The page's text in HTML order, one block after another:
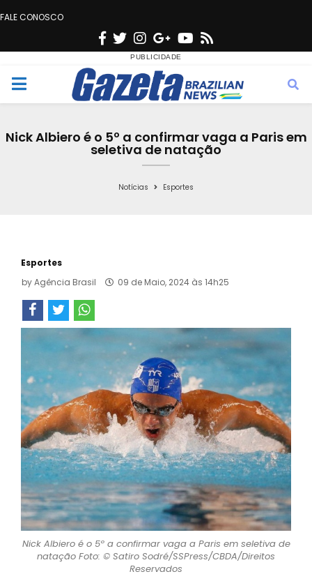
FALE CONOSCO
F
c
e
o
T
w
i
t
e
n
s
t
g
r
a
G
o
o
g
e
Y
u
t
b
e
s
M
Nick Albiero é o 5º a confirmar vaga a Paris em
seletiva de natação
Notícias Esportes
Esportes
byAgência Brasil 09 de Maio, 2024 às 14h25
Nick Albiero é o 5º a confirmar vaga a Paris em seletiva de
natação Foto: © Satiro Sodré/SSPress/CBDA/Direitos
Reservados